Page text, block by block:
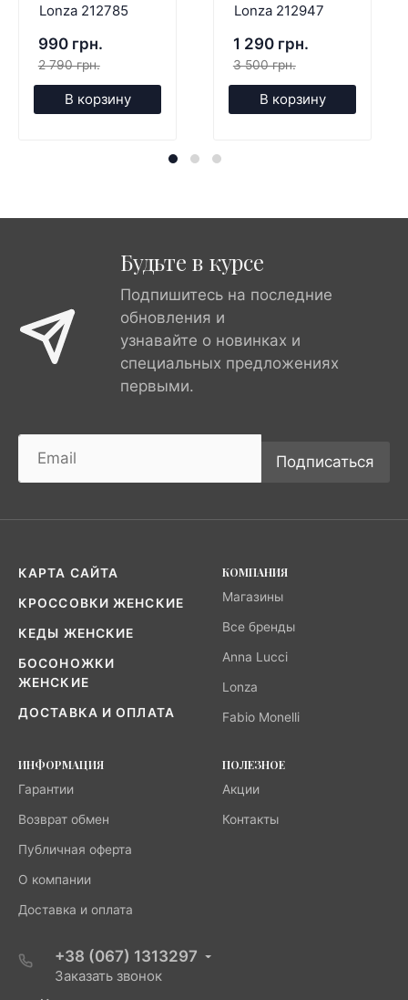
Lonza 212785
990 грн.
2 790 грн.
В корзину
Lonza 212947
1 290 грн.
3 500 грн.
В корзину
Будьте в курсе
Подпишитесь на последние
обновления и
узнавайте о новинках и
специальных предложениях
первыми.
Подписаться
КАРТА САЙТА
КРОССОВКИ ЖЕНСКИЕ
КЕДЫ ЖЕНСКИЕ
БОСОНОЖКИ
ЖЕНСКИЕ
ДОСТАВКА И ОПЛАТА
КОМПАНИЯ
Магазины
Все бренды
Anna Lucci
Lonza
Fabio Monelli
ИНФОРМАЦИЯ
Гарантии
Возврат обмен
Публичная оферта
О компании
Доставка и оплата
ПОЛЕЗНОЕ
Акции
Контакты
+38 (067) 1313297
Заказать звонок